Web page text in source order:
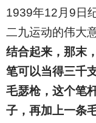
1939年12月9日
二九运动的伟大
结合起来，那末
笔可以当得三千
毛瑟枪，这个笔
子，再加上一条